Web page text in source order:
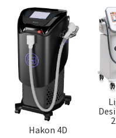
Hakon 4D